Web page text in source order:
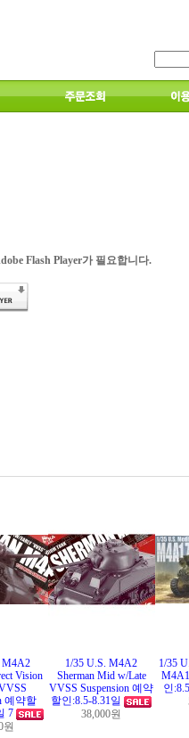
Flash Player가 필요합니다.
M4A2
Vision
예약할
7
원
1/35 U.S. M4A2
Sherman Mid w/Late
VVSS Suspension 예약
할인:8.5-8.31일
38,000원
1/35
인